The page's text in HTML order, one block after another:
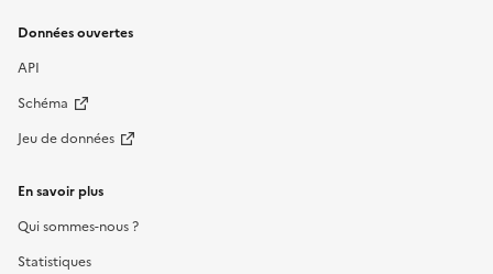
Données ouvertes
API
Schéma
Jeu de données
En savoir plus
Qui sommes-nous ?
Statistiques